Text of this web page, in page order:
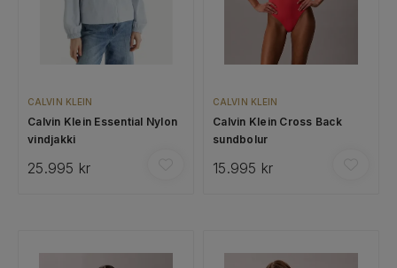
CALVIN KLEIN
Calvin Klein Essential Nylon
vindjakki
25.995 kr
CALVIN KLEIN
Calvin Klein Cross Back
sundbolur
15.995 kr